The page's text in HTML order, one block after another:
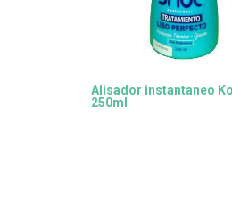
Alisador instantaneo
250ml